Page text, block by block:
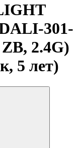
301-
2.4G)
5 лет)